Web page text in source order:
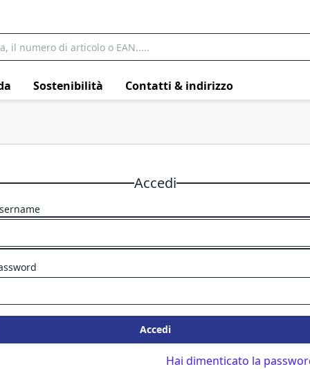
Sostenibilità Contatti & indirizzo
Accedi
Accedi
Hai dimenticato la